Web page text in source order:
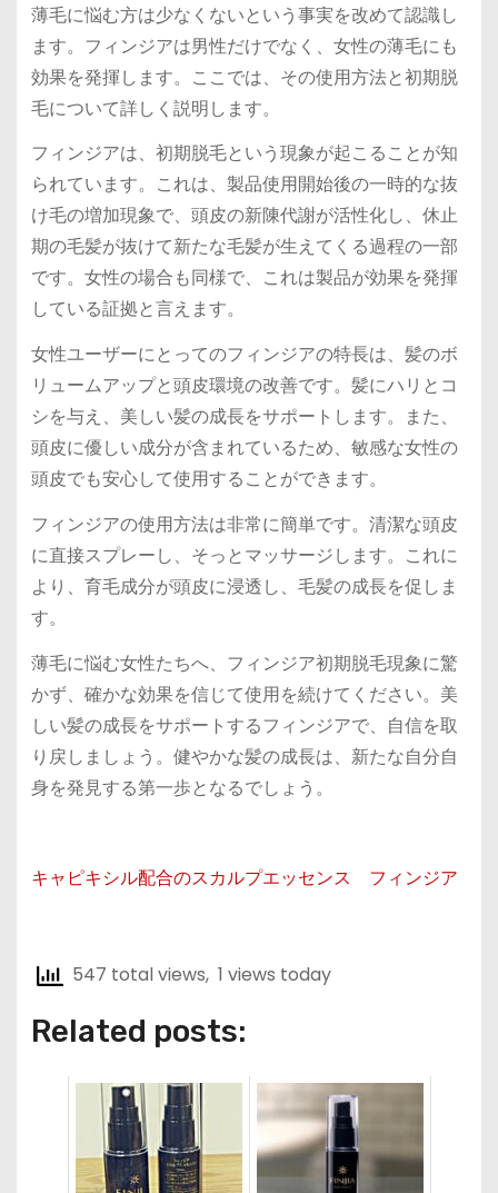
薄毛に悩む方は少なくないという事実を改めて認識し
ます。フィンジアは男性だけでなく、女性の薄毛にも
効果を発揮します。ここでは、その使用方法と初期脱
毛について詳しく説明します。
フィンジアは、初期脱毛という現象が起こることが知
られています。これは、製品使用開始後の一時的な抜
け毛の増加現象で、頭皮の新陳代謝が活性化し、休止
期の毛髪が抜けて新たな毛髪が生えてくる過程の一部
です。女性の場合も同様で、これは製品が効果を発揮
している証拠と言えます。
女性ユーザーにとってのフィンジアの特長は、髪のボ
リュームアップと頭皮環境の改善です。髪にハリとコ
シを与え、美しい髪の成長をサポートします。また、
頭皮に優しい成分が含まれているため、敏感な女性の
頭皮でも安心して使用することができます。
フィンジアの使用方法は非常に簡単です。清潔な頭皮
に直接スプレーし、そっとマッサージします。これに
より、育毛成分が頭皮に浸透し、毛髪の成長を促しま
す。
薄毛に悩む女性たちへ、フィンジア初期脱毛現象に驚
かず、確かな効果を信じて使用を続けてください。美
しい髪の成長をサポートするフィンジアで、自信を取
り戻しましょう。健やかな髪の成長は、新たな自分自
身を発見する第一歩となるでしょう。
キャピキシル配合のスカルプエッセンス フィンジア
547 total views, 1 views today
Related posts: